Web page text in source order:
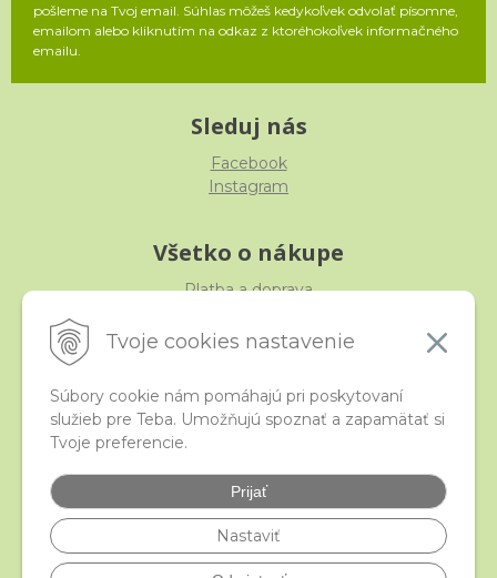
Tvoje cookies nastavenie
Súbory cookie nám pomáhajú pri poskytovaní
služieb pre Teba. Umožňujú spoznať a zapamätať si
Tvoje preferencie.
Prijať
Nastaviť
pošleme na Tvoj email. Súhlas môžeš kedykoľvek odvolať písomne,
emailom alebo kliknutím na odkaz z ktoréhokoľvek informačného
emailu.
Sleduj nás
Facebook
Instagram
Všetko o nákupe
Platba a doprava
Obchodné podmienky
iStraka
Veľkoobchod
Najčastejšie otázky
Certifikáty